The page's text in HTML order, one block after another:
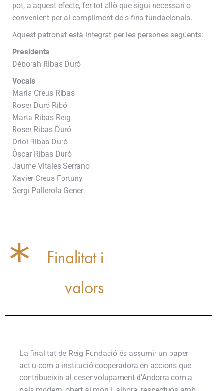
pot, a aquest efecte, fer tot allò que sigui necessari o
convenient per al compliment dels fins fundacionals.
Aquest patronat està integrat per les persones següents:
Presidenta
Déborah Ribas Duró
Vocals
Maria Creus Ribas
Roser Duró Ribó
Marta Ribas Reig
Roser Ribas Duró
Oriol Ribas Duró
Òscar Ribas Duró
Jaume Vitales Serrano
Xavier Creus Fortuny
Sergi Pallerola Gener
Finalitat i
valors
La finalitat de Reig Fundació és assumir un paper
actiu com a institució cooperadora en accions que
contribueixin al desenvolupament d’Andorra com a